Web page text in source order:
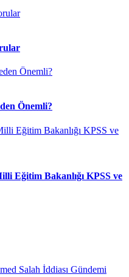
Önemli?
Eğitim Bakanlığı KPSS ve